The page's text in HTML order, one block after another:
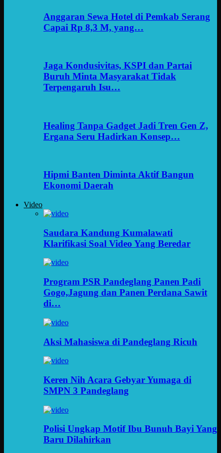
Anggaran Sewa Hotel di Pemkab Serang
Capai Rp 8,3 M, yang…
Jaga Kondusivitas, KSPI dan Partai
Buruh Minta Masyarakat Tidak
Terpengaruh Isu…
Healing Tanpa Gadget Jadi Tren Gen Z,
Ergana Seru Hadirkan Konsep…
Hipmi Banten Diminta Aktif Bangun
Ekonomi Daerah
Video
Saudara Kandung Kumalawati
Klarifikasi Soal Video Yang Beredar
Program PSR Pandeglang Panen Padi
Gogo,Jagung dan Panen Perdana Sawit
di…
Aksi Mahasiswa di Pandeglang Ricuh
Keren Nih Acara Gebyar Yumaga di
SMPN 3 Pandeglang
Polisi Ungkap Motif Ibu Bunuh Bayi Yang
Baru Dilahirkan